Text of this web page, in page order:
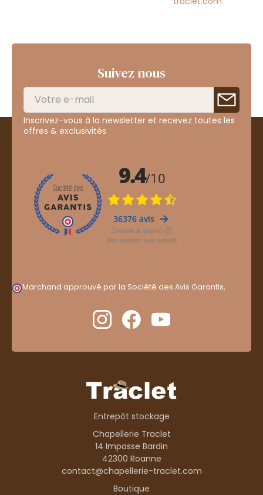
Suivez nous
Inscrivez-vous à la newsletter et recevez toutes les
offres & exclusivités
Marchand approuvé par la Société des Avis Garantis,
.
Entrepôt stockage
Chapellerie Traclet
14 Impasse Bardin
42300 Roanne
contact@chapellerie-traclet.com
Boutique